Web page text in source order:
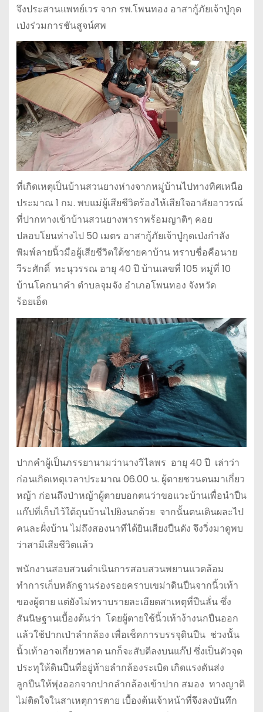
จึงประสานแพทย์เวร จาก รพ.โพนทอง อาสากู้ภัยเจ้าปู่กุด
เป่งร่วมการชันสูจน์ศพ
ที่เกิดเหตุเป็นบ้านสวนยางห่างจากหมู่บ้านไปทางทิศเหนือ
ประมาณ 1 กม. พบแม่ผู้เสียชีวิตร้องไห้เสียใจอาลัยอาวรณ์
ที่ปากทางเข้าบ้านสวนยางพาราพร้อมญาติๆ คอย
ปลอบโยนห่างไป 50 เมตร อาสากู้ภัยเจ้าปู่กุดเป่งกำลัง
พิมพ์ลายนิ้วมือผู้เสียชีวิตใต้ชายคาบ้าน ทราบชื่อคือนาย
วีระศักดิ์ ทะนุวรรณ อายุ 40 ปี บ้านเลขที่ 105 หมู่ที่ 10
บ้านโคกนาคำ ตำบลจุมจัง อำเภอโพนทอง จังหวัด
ร้อยเอ็ด
ปากคำผู้เป็นภรรยานามว่านางวิไลพร อายุ 40 ปี เล่าว่า
ก่อนเกิดเหตุเวลาประมาณ 06.00 น. ผู้ตายชวนตนมาเกี่ยว
หญ้า ก่อนถึงป่าหญ้าผู้ตายบอกตนว่าขอแวะบ้านเพื่อนำปืน
แก๊ปที่เก็บไว้ใต้ถุนบ้านไปยิงนกด้วย จากนั้นตนเดินผละไป
คนละฝั่งบ้าน ไม่ถึงสองนาทีได้ยินเสียงปืนดัง จึงวิ่งมาดูพบ
ว่าสามีเสียชีวิตแล้ว
พนักงานสอบสวนดำเนินการสอบสวนพยานแวดล้อม
ทำการเก็บหลักฐานร่องรอยคราบเขม่าดินปืนจากนิ้วเท้า
ของผู้ตาย แต่ยังไม่ทราบรายละเอียดสาเหตุที่ปืนลั่น ซึ่ง
สันนิษฐานเบื้องต้นว่า โดยผู้ตายใช้นิ้วเท้าง้างนกปืนออก
แล้วใช้ปากเป่าลำกล้อง เพื่อเช็คการบรรจุดินปืน ช่วงนั้น
นิ้วเท้าอาจเกี่ยวพลาด นกก็จะสับตีลงบนแก๊ป ซึ่งเป็นตัวจุด
ประทุให้ดินปืนที่อยู่ท้ายลำกล้องระเบิด เกิดแรงดันส่ง
ลูกปืนให้พุ่งออกจากปากลำกล้องเข้าปาก สมอง ทางญาติ
ไม่ติดใจในสาเหตุการตาย เบื้องต้นเจ้าหน้าที่จึงลงบันทึก